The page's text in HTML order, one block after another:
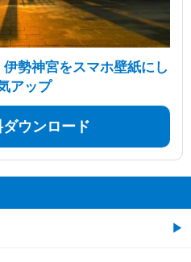
伊勢神宮をスマホ壁紙にし
アップ
ウンロード